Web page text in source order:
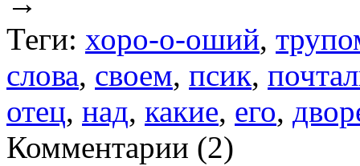
Теги: хоро-о-оший,
слова, своем, псик,
отец, над, какие, его,
Комментарии (2)